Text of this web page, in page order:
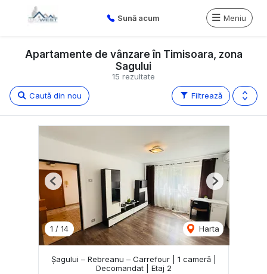
Sună acum Meniu
15 rezultate
Apartamente de vânzare în Timisoara, zona
Sagului
Filtrează
Caută din nou
1 / 14 Harta
Previous Next
Șagului – Rebreanu – Carrefour | 1 cameră |
Decomandat | Etaj 2